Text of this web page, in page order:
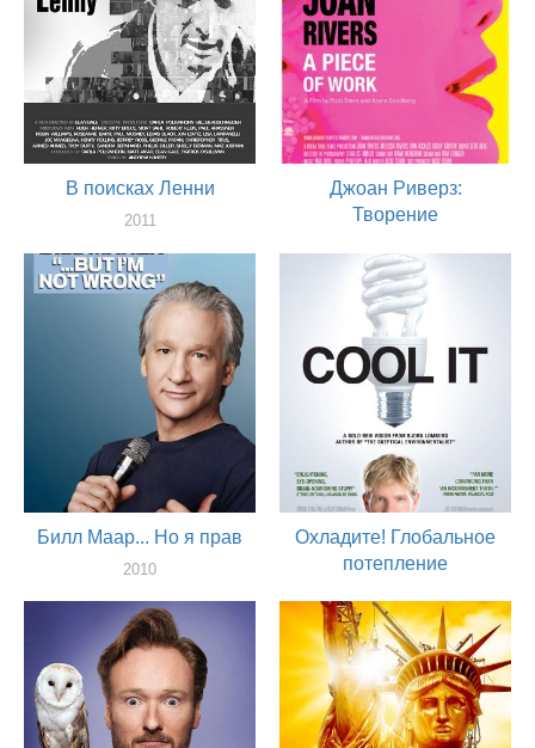
В поисках Ленни
2011
Джоан Риверз:
Творение
актер
Билл Маар... Но я прав
2010
Охладите! Глобальное
потепление
актер